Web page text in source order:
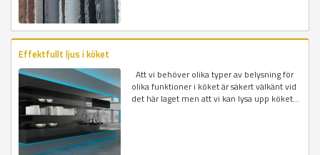
Effektfullt ljus i köket
Att vi behöver olika typer av belysning för
olika funktioner i köket är säkert välkänt vid
det här laget men att vi kan lysa upp köket...